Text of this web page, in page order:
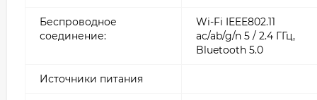
Беспроводное
соединение:
Wi-Fi IEEE802.11
ac/ab/g/n 5 / 2.4 ГГц,
Bluetooth 5.0
Источники питания